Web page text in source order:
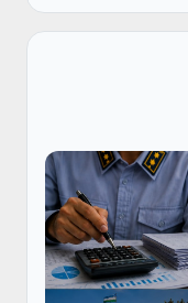
yondashuvlar...